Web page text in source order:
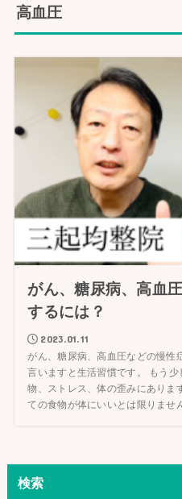
高血圧
がん、糖尿病、高血
するには？
2023.01.11
がん、糖尿病、高血圧などの慢性
言いますと生活習慣です。 もう
物、ストレス、体の歪みにありま
ての食物が体にいいとは限りませ
検索